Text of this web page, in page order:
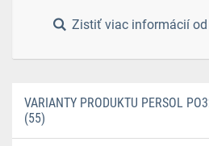
Zistiť viac informácií
VARIANTY PRODUKTU PERSOL
(55)